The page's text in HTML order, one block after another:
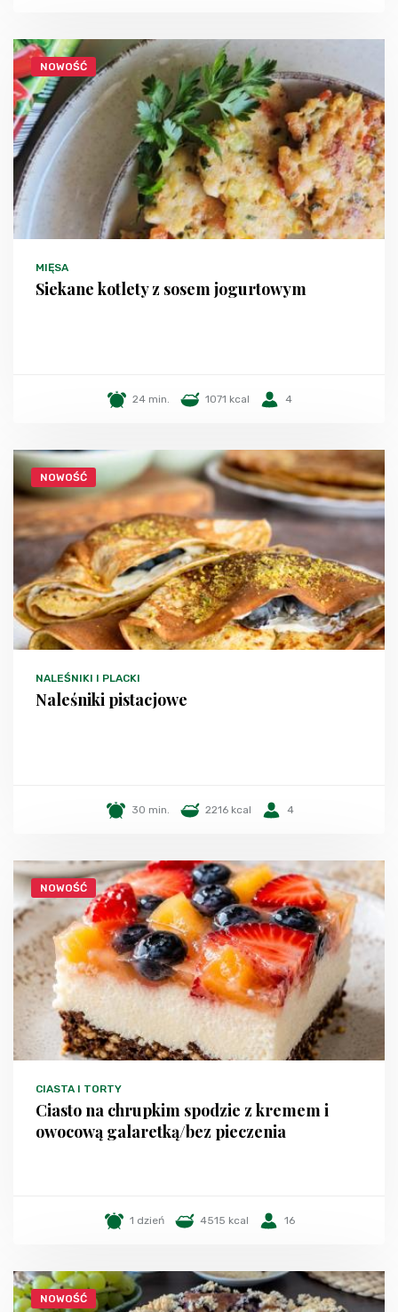
NOWOŚĆ
MIĘSA
Siekane kotlety z sosem jogurtowym
24 min. 1071 kcal 4
NOWOŚĆ
NALEŚNIKI I PLACKI
Naleśniki pistacjowe
30 min. 2216 kcal 4
NOWOŚĆ
CIASTA I TORTY
Ciasto na chrupkim spodzie z kremem i
owocową galaretką/bez pieczenia
1 dzień 4515 kcal 16
NOWOŚĆ